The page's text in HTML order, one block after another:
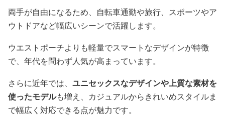
両手が自由になるため、自転車通勤や旅行、スポーツやア
ウトドアなど幅広いシーンで活躍します。
ウエストポーチよりも軽量でスマートなデザインが特徴
で、年代を問わず人気が高まっています。
さらに近年では、 ユニセックスなデザインや上質な素材を
使ったモデルも増え、カジュアルからきれいめスタイルま
で幅広く対応できる点が魅力です。